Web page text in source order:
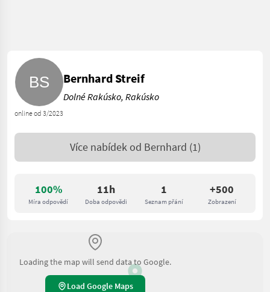
100%
Míra odpovědí
11h
Doba odpovědi
1
Seznam přání
+500
Zobrazení
online od 3/2023
Bernhard Streif
Dolné Rakúsko, Rakúsko
Více nabídek od Bernhard (1)
Loading the map will send data to Google.
Load Google Maps